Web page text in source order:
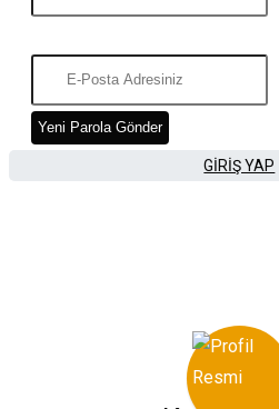
Yeni Parola Gönder
GIRIŞ YAP